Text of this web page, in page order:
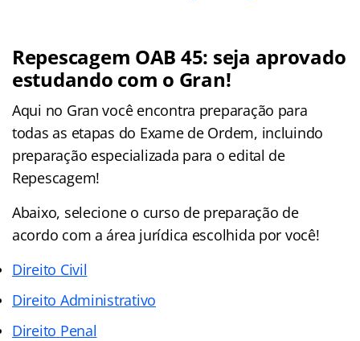
Repescagem OAB 45: seja aprovado
estudando com o Gran!
Aqui no Gran você encontra preparação para
todas as etapas do Exame de Ordem, incluindo
preparação especializada para o edital de
Repescagem!
Abaixo, selecione o curso de preparação de
acordo com a área jurídica escolhida por você!
Direito Civil
Direito Administrativo
Direito Penal